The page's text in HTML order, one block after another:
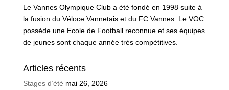
Le Vannes Olympique Club a été fondé en 1998 suite à
la fusion du Véloce Vannetais et du FC Vannes. Le VOC
possède une Ecole de Football reconnue et ses équipes
de jeunes sont chaque année très compétitives.
Articles récents
Stages d’été mai 26, 2026